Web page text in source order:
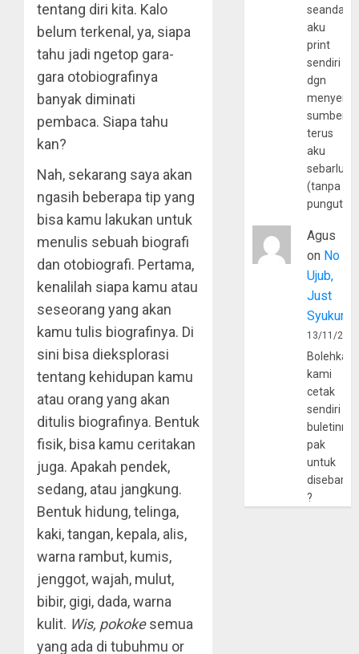
tentang diri kita. Kalo
belum terkenal, ya, siapa
tahu jadi ngetop gara-
gara otobiografinya
banyak diminati
pembaca. Siapa tahu
kan?
Nah, sekarang saya akan
ngasih beberapa tip yang
bisa kamu lakukan untuk
menulis sebuah biografi
dan otobiografi. Pertama,
kenalilah siapa kamu atau
seseorang yang akan
kamu tulis biografinya. Di
sini bisa dieksplorasi
tentang kehidupan kamu
atau orang yang akan
ditulis biografinya. Bentuk
fisik, bisa kamu ceritakan
juga. Apakah pendek,
sedang, atau jangkung.
Bentuk hidung, telinga,
kaki, tangan, kepala, alis,
warna rambut, kumis,
jenggot, wajah, mulut,
bibir, gigi, dada, warna
kulit. Wis, pokokesemua
yang ada di tubuhmu or
aku
print
sendiri
dgn
sumber
terus
aku
(tanpa
Agus
on No
Ujub,
Just
Syukur
13/11/
Bolehkah
kami
cetak
sendiri
pak
untuk
?